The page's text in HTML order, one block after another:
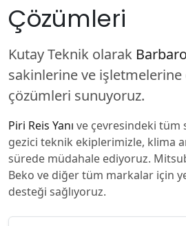
Çözümleri
Kutay Teknik olarak
sakinlerine ve işletmelerine
çözümleri sunuyoruz.
Piri Reis Yanı ve çevresindeki tüm
gezici teknik ekiplerimizle, klima
sürede müdahale ediyoruz.
Beko ve diğer tüm markalar için
desteği sağlıyoruz.